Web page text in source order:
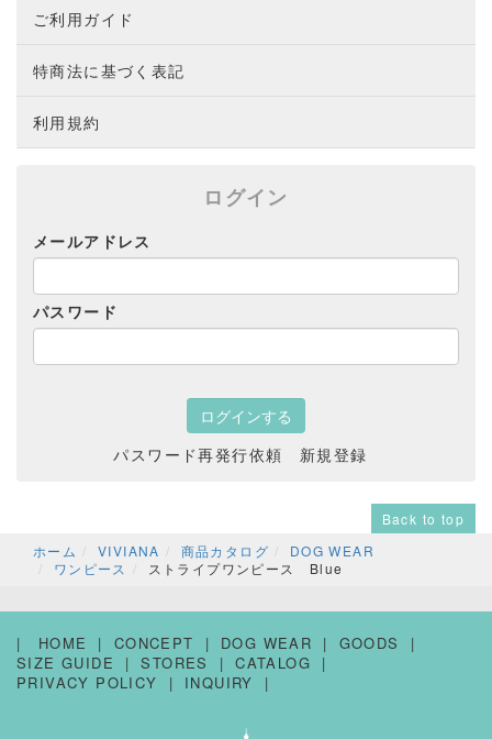
ご利用ガイド
特商法に基づく表記
利用規約
ログイン
メールアドレス
パスワード
パスワード再発行依頼 新規登録
Back to top
ホーム
VIVIANA 商品カタログ
DOG WEAR
ワンピース
ストライプワンピース Blue
HOME CONCEPT DOG WEAR
GOODS
SIZE GUIDE
STORES
CATALOG
PRIVACY POLICY
INQUIRY